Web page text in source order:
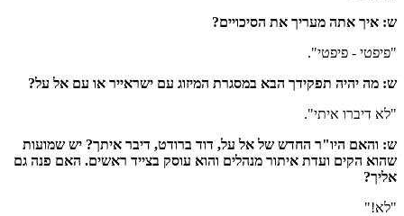
ש: איך אתה מעריך את הסיכויים?
"פיפטי - פיפטי".
ש: מה יהיה תפקידך הבא במסגרת המיזוג עם ישראייר או עם אל על?
"לא דיברו איתי".
ש: והאם היו"ר החדש של אל על, דוד ברודט, דיבר איתך? יש שמועות
שהוא הקים ועדת איתור מנהלים והוא עוסק בצייד ראשים. האם פנה גם
אליך?
"לא!"